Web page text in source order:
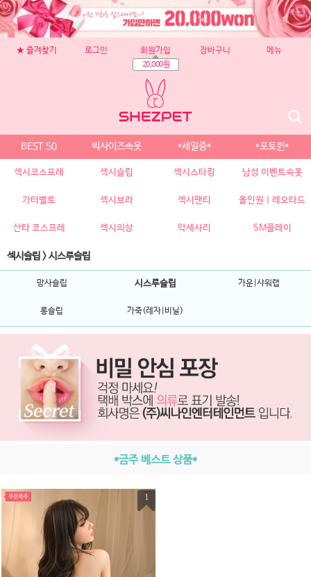
★ 즐겨찾기 로그인 회원가입
20,000원
장바구니 메뉴
BEST 50 빅사이즈속옷 *세일중* *포토퀸*
섹시코스프레 섹시슬립 섹시스타킹 남성 이벤트속옷
가터벨트 섹시브라 섹시팬티 올인원 | 레오타드
산타 코스프레 섹시의상 악세사리 SM플레이
섹시슬립 >시스루슬립
망사슬립 시스루슬립 가운|샤워랩
롱슬립 가죽(레자|비닐)
*금주 베스트 상품*
1